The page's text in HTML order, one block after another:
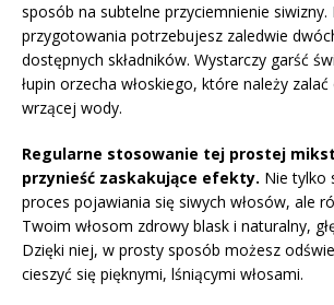
sposób na subtelne przyciemnienie siwizny.
przygotowania potrzebujesz zaledwie
dostępnych składników. Wystarczy garść
łupin orzecha włoskiego, które należy zalać
wrzącej wody.
Regularne stosowanie tej prostej
przynieść zaskakujące efekty. Nie tylko
proces pojawiania się siwych włosów, ale
Twoim włosom zdrowy blask i naturalny,
Dzięki niej, w prosty sposób możesz
cieszyć się pięknymi, lśniącymi włosami.